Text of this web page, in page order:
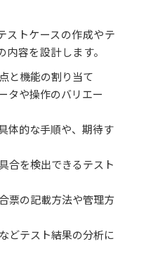
ストケースの作成やテ
容を設計します。
と機能の割り当て
タや操作のバリエー
体的な手順や、期待す
合を検出できるテスト
票の記載方法や管理方
どテスト結果の分析に